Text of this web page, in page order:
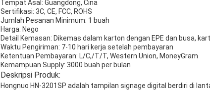
Tempat Asal: Guangdong, Cina
Sertifikasi: 3C, CE, FCC, ROHS
Jumlah Pesanan Minimum: 1 buah
Harga: Nego
Detail Kemasan: Dikemas dalam karton dengan EPE dan busa,
Waktu Pengiriman: 7-10 hari kerja setelah pembayaran
Ketentuan Pembayaran: L/C,/T/T, Western Union, MoneyGram
Kemampuan Supply: 3000 buah per bulan
Deskripsi Produk:
Hongnuo HN-3201SP adalah tampilan signage digital berdiri di